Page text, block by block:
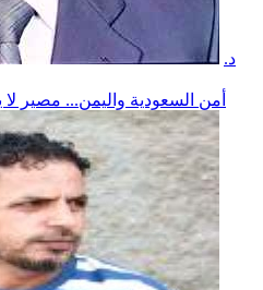
د.
أمن السعودية واليمن... مصير